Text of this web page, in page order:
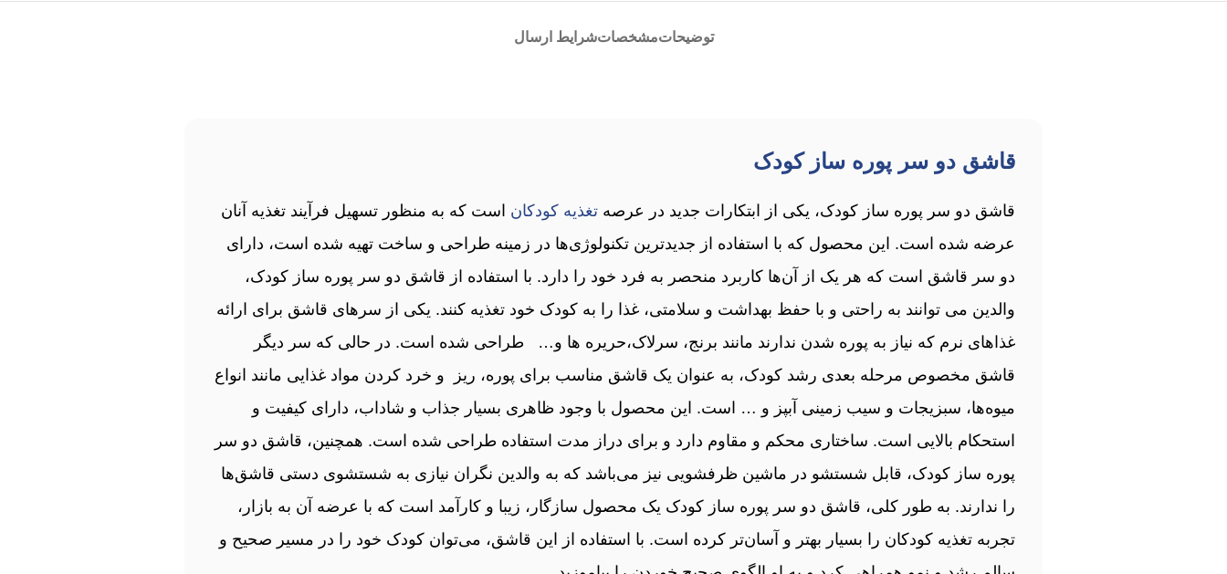
توضیحاتمشخصاتشرایط ارسال
قاشق دو سر پوره‌ ساز کودک
قاشق دو سر پوره‌ ساز کودک، یکی از ابتکارات جدید در عرصه تغذیه کودکان است که به منظور تسهیل فرآیند تغذیه آنان
عرضه شده است. این محصول که با استفاده از جدیدترین تکنولوژی‌ها در زمینه طراحی و ساخت تهیه شده است، دارای
دو سر قاشق است که هر یک از آن‌ها کاربرد منحصر به فرد خود را دارد. با استفاده از قاشق دو سر پوره‌ ساز کودک،
والدین می توانند به راحتی و با حفظ بهداشت و سلامتی، غذا را به کودک خود تغذیه کنند. یکی از سرهای قاشق برای ارائه
غذاهای نرم که نیاز به پوره شدن ندارند مانند برنج، سرلاک،حریره ها و… طراحی شده است. در حالی که سر دیگر
قاشق مخصوص مرحله بعدی رشد کودک، به عنوان یک قاشق مناسب برای پوره، ریز و خرد کردن مواد غذایی مانند انواع
میوه‌ها، سبزیجات و سیب زمینی آبپز و … است. این محصول با وجود ظاهری بسیار جذاب و شاداب، دارای کیفیت و
استحکام بالایی است. ساختاری محکم و مقاوم دارد و برای دراز مدت استفاده طراحی شده است. همچنین، قاشق دو سر
پوره‌ ساز کودک، قابل شستشو در ماشین ظرفشویی نیز می‌باشد که به والدین نگران نیازی به شستشوی دستی قاشق‌ها
را ندارند. به طور کلی، قاشق دو سر پوره‌ ساز کودک یک محصول سازگار، زیبا و کارآمد است که با عرضه آن به بازار،
تجربه تغذیه کودکان را بسیار بهتر و آسان‌تر کرده است. با استفاده از این قاشق، می‌توان کودک خود را در مسیر صحیح و